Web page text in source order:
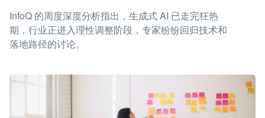
InfoQ 的周度深度分析指出，生成式 AI 已走完狂热
期，行业正进入理性调整阶段，专家纷纷回归技术和
落地路径的讨论。